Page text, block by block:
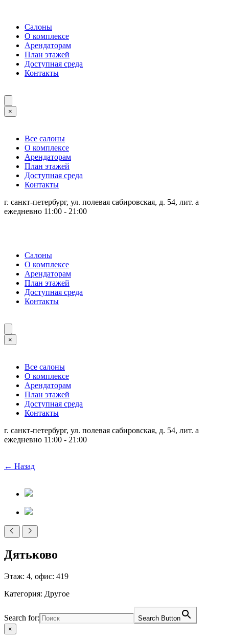
Салоны
О комплексе
Арендаторам
План этажей
Доступная среда
Контакты
×
Все салоны
О комплексе
Арендаторам
План этажей
Доступная среда
Контакты
г. санкт-петербург, ул. полевая сабировская, д. 54, лит. а
ежедневно 11:00 - 21:00
Салоны
О комплексе
Арендаторам
План этажей
Доступная среда
Контакты
×
Все салоны
О комплексе
Арендаторам
План этажей
Доступная среда
Контакты
г. санкт-петербург, ул. полевая сабировская, д. 54, лит. а
ежедневно 11:00 - 21:00
← Назад
Дятьково
Этаж: 4, офис: 419
Категория: Другое
Search for:
Search Button
×